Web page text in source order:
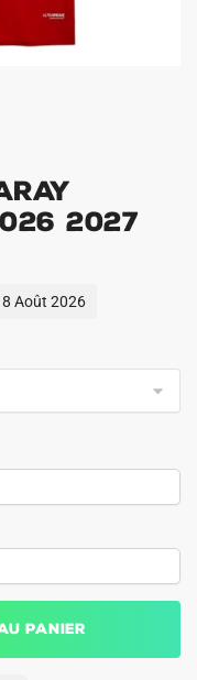
2027
Août 2026
panier